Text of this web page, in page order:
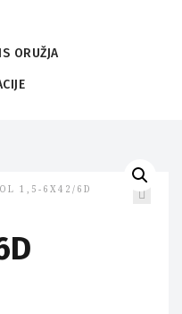
ORUŽJA
1,5-6X42/6D